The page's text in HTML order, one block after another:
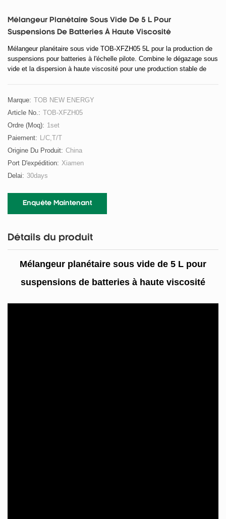
Mélangeur Planétaire Sous Vide De 5 L Pour
Suspensions De Batteries À Haute Viscosité
Mélangeur planétaire sous vide TOB-XFZH05 5L pour la production de
suspensions pour batteries à l'échelle pilote. Combine le dégazage sous
vide et la dispersion à haute viscosité pour une production stable de
Marque: TOB NEW ENERGY
Article No.: TOB-XFZH05
Ordre (moq): 1set
Paiement: L/C,T/T
Origine Du Produit: China
Port D'expédition: Xiamen
Delai: 30days
Enquête Maintenant
Détails du produit
Mélangeur planétaire sous vide de 5 L pour
suspensions de batteries à haute viscosité